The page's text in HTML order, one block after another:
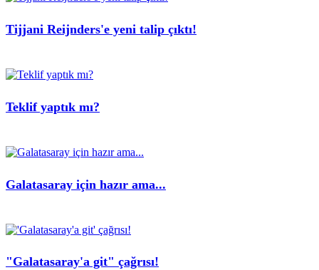
Tijjani Reijnders'e yeni talip çıktı!
Teklif yaptık mı?
Galatasaray için hazır ama...
"Galatasaray'a git" çağrısı!